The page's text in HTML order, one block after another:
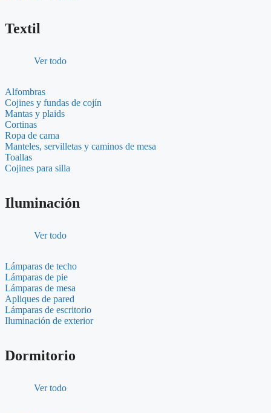
Textil
Ver todo
Alfombras
Cojines y fundas de cojín
Mantas y plaids
Cortinas
Ropa de cama
Manteles, servilletas y caminos de mesa
Toallas
Cojines para silla
Iluminación
Ver todo
Lámparas de techo
Lámparas de pie
Lámparas de mesa
Apliques de pared
Lámparas de escritorio
Iluminación de exterior
Dormitorio
Ver todo